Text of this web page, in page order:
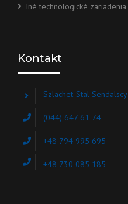
Iné technologické zariadenia
Kontakt
Szlachet-Stal Sendalscy
(044) 647 61 74
+48 794 995 695
+48 730 085 185